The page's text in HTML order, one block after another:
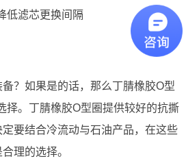
低滤芯更换间隔
？如果是的话，那么丁腈橡胶O型
择。丁腈橡胶O型圈提供较好的抗撕
要结合冷流动与石油产品，在这些
理的选择。